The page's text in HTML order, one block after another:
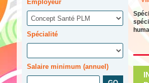
Employeur
Spécialité
Salaire minimum (annuel)